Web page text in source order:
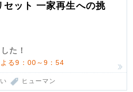
セット 一家再生への挑
た！
る9：00～9：54
ヒューマン